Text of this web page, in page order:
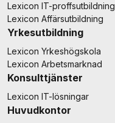
Lexicon IT-proffsutbildning
Lexicon Affärsutbildning
Yrkesutbildning
Lexicon Yrkeshögskola
Lexicon Arbetsmarknad
Konsulttjänster
Lexicon IT-lösningar
Huvudkontor